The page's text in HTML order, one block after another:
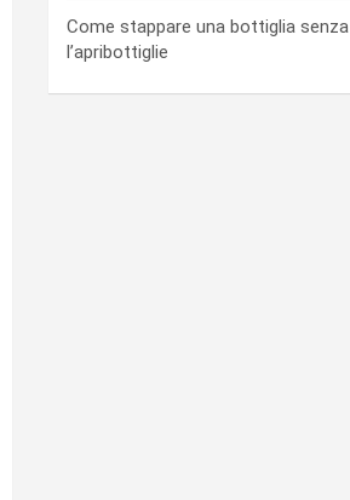
Come stappare una bottiglia senza
l’apribottiglie